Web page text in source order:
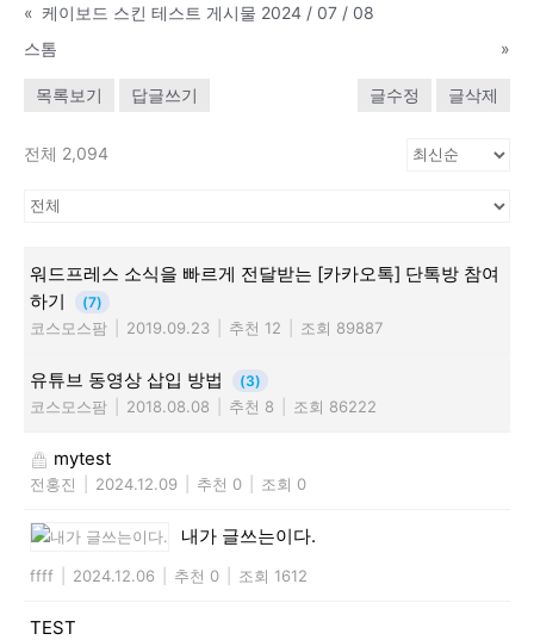
« 케이보드 스킨 테스트 게시물 2024 / 07 / 08
스톰
»
목록보기 답글쓰기 글수정 글삭제
전체 2,094
워드프레스 소식을 빠르게 전달받는 [카카오톡] 단톡방 참여
하기
(7)
코스모스팜 2019.09.23 추천 12 조회 89887
유튜브 동영상 삽입 방법 (3)
코스모스팜 2018.08.08 추천 8 조회 86222
mytest
전홍진 2024.12.09 추천 0 조회 0
내가 글쓰는이다.
ffff 2024.12.06 추천 0 조회 1612
TEST